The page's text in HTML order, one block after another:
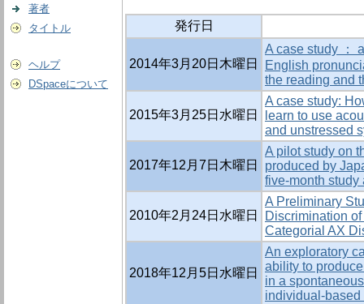
著者
タイトル
ヘルプ
DSpaceについて
発行日
2014年3月20日木曜日
A case study ：
English
the reading and
2015年3月25日水曜日
A case study:
learn to use
and unstressed
2017年12月7日木曜日
A pilot study on
produced by
five-month study
2010年2月24日水曜日
A Preliminary
Discrimination
Categorial AX
2018年12月5日水曜日
An exploratory
ability to
in a
individual-